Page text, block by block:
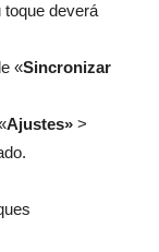
toque deverá
«Sincronizar
Ajustes» >